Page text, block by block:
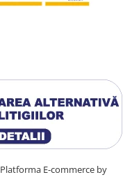
Platforma E-commerce by